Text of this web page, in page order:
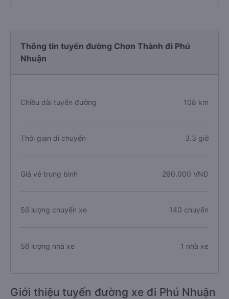
Thông tin tuyến đường Chơn Thành đi Phú
Nhuận
Chiều dài tuyến đường 108 km
Thời gian di chuyển 3.3 giờ
Giá vé trung bình 260.000 VNĐ
Số lượng chuyến xe 140 chuyến
Số lượng nhà xe 1 nhà xe
Giới thiệu tuyến đường xe đi Phú Nhuận